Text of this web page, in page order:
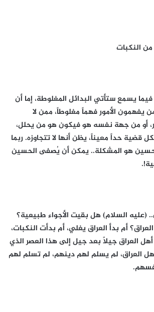
من النكبات
يسمع ستأتي البدائل المغلوطة، إما أن
يفهمون الأمور فهماً مغلوطاً، ممن لا
أو من جهة نفسه هو فيكون هو من يحلل،
قضية حداً معيناً، يظن أنها لا تتجاوزه. ربما
هو المشكلة.. يمكن أن يُصفى الحسين
(عليه السلام) هل بقيت الأجواء طبيعية؟
أم بدأ العراق يغلي، أم بدأت النكبات،
العراق جيلاً بعد جيل إلى هذا العصر الذي
العراق، لم يسلم لهم دينهم، لم تسلم لهم